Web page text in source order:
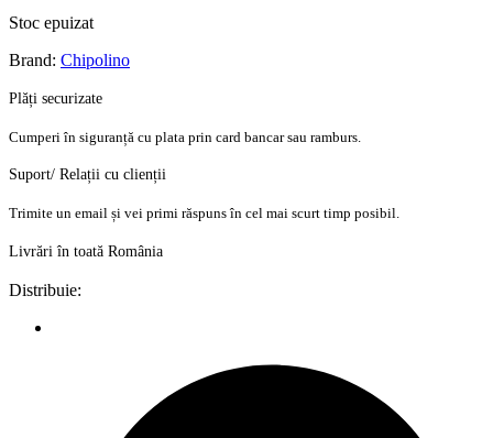
Stoc epuizat
Brand: Chipolino
Plăți securizate
Cumperi în siguranță cu plata prin card bancar sau ramburs.
Suport/ Relații cu clienții
Trimite un email și vei primi răspuns în cel mai scurt timp posibil.
Livrări în toată România
Distribuie: